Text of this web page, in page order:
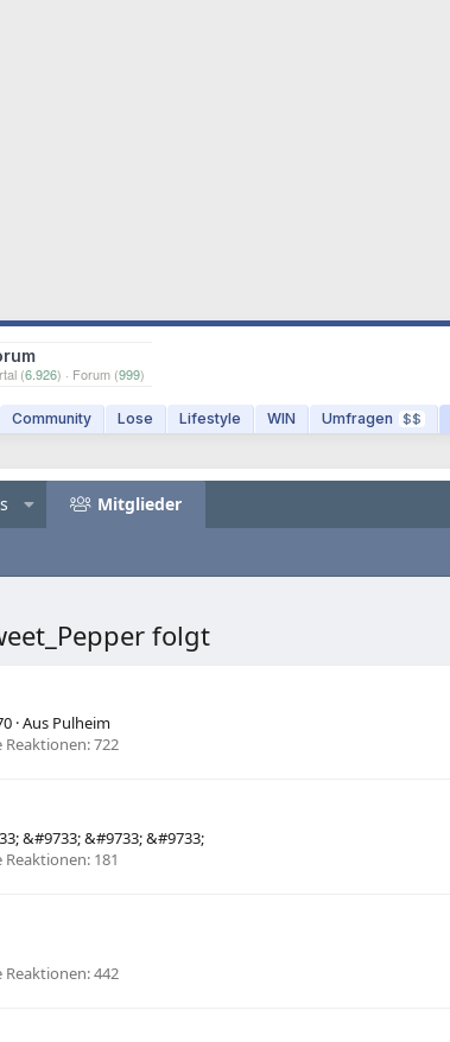
(6.926) · Forum (999)
Community Lose Lifestyle WIN Umfragen $$
Mitglieder
folgt
·Aus Pulheim
Reaktionen 722
&#9733; &#9733; &#9733;
Reaktionen 181
Reaktionen 442